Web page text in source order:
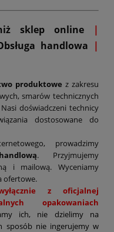
sklep online
|
handlowa |
produktowe z zakresu
smarów technicznych
doświadczeni technicy
dostosowane do
prowadzimy
. Przyjmujemy
i mailową. Wyceniamy
ofertowe.
z oficjalnej
opakowaniach
ich, nie dzielimy na
sposób nie ingerujemy w